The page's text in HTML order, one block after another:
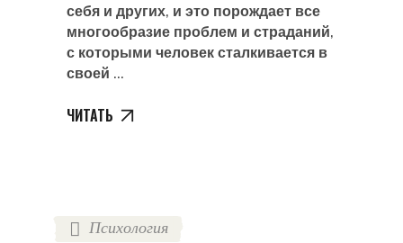
себя и других, и это порождает все
многообразие проблем и страданий,
с которыми человек сталкивается в
своей
ЧИТАТЬ
Психология